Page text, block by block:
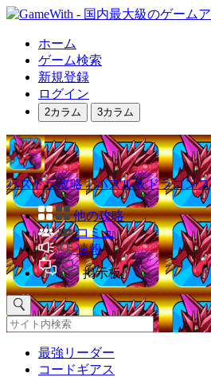
ホーム
ゲーム検索
新規登録
ログイン
2カラム 3カラム
パズドラ攻略｜パズル＆ドラゴンズ
他の攻略
コミュ
速報
掲示板
最強リーダー
コードギアス